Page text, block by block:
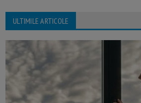
ULTIMILE ARTICOLE